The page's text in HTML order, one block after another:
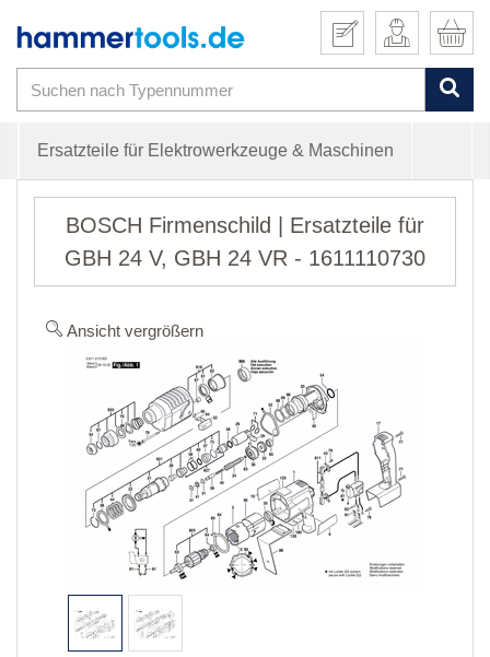
Ersatzteile für Elektrowerkzeuge & Maschinen
BOSCH Firmenschild | Ersatzteile für
GBH 24 V, GBH 24 VR - 1611110730
Ansicht vergrößern